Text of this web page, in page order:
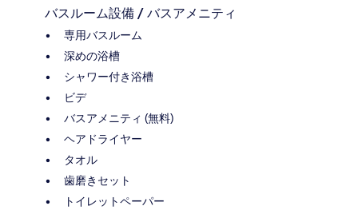
バスルーム設備 / バスアメニティ
専用バスルーム
深めの浴槽
シャワー付き浴槽
ビデ
バスアメニティ (無料)
ヘアドライヤー
タオル
歯磨きセット
トイレットペーパー